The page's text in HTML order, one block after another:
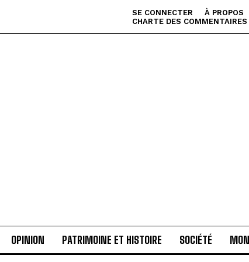
SE CONNECTER
À PROPOS
CHARTE DES COMMENTAIRES
OPINION PATRIMOINE ET HISTOIRE SOCIÉTÉ